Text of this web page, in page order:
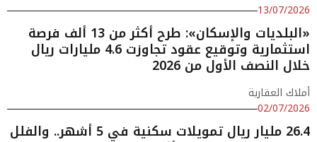
13/07/2026
«البلديات والإسكان»: طرح أكثر من 13 ألف فرصة
استثمارية وتوقيع عقود تجاوزت 4.6 مليارات ريال
خلال النصف الأول من 2026
أملاك العقارية
02/07/2026
26.4 مليار ريال تمويلات سكنية في 5 أشهر.. والفلل